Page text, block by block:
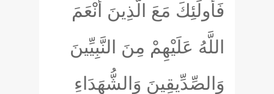
فَأُولَئِكَ مَعَ الَّذِينَ أَنْعَمَ
اللَّهُ عَلَيْهِمْ مِنَ النَّبِيِّينَ
وَالصِّدِّيقِينَ وَالشُّهَدَاءِ